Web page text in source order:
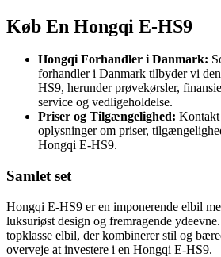
Køb En Hongqi E-HS9
Hongqi Forhandler i Danmark:
forhandler i Danmark tilbyder vi
HS9, herunder prøvekørsler,
service og vedligeholdelse.
Priser og Tilgængelighed:
oplysninger om priser,
Hongqi E-HS9.
Samlet set
Hongqi E-HS9 er en imponerende elbil
luksuriøst design og fremragende
topklasse elbil, der kombinerer stil og
overveje at investere i en Hongqi E-HS9.